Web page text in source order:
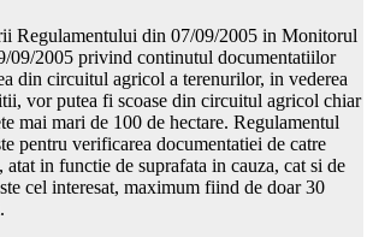
Regulamentului din 07/09/2005 in Monitorul
09/2005 privind continutul documentatiilor
din circuitul agricol a terenurilor, in vederea
vor putea fi scoase din circuitul agricol chiar
mai mari de 100 de hectare. Regulamentul
pentru verificarea documentatiei de catre
atat in functie de suprafata in cauza, cat si de
cel interesat, maximum fiind de doar 30